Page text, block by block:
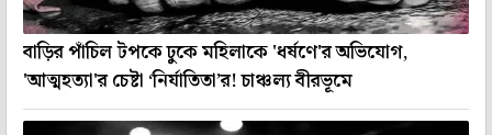
বাড়ির পাঁচিল টপকে ঢুকে মহিলাকে 'ধর্ষণে'র অভিযোগ,
'আত্মহত্যা'র চেষ্টা ‘নির্যাতিতা’র! চাঞ্চল্য বীরভূমে